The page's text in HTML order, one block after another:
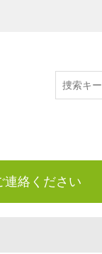
連絡ください